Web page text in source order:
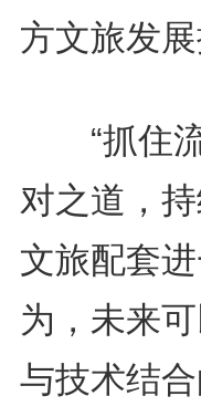
方文旅发展
“抓住流
对之道，
文旅配套
为，未来
与技术结